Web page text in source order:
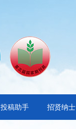
投稿助手 招贤纳士